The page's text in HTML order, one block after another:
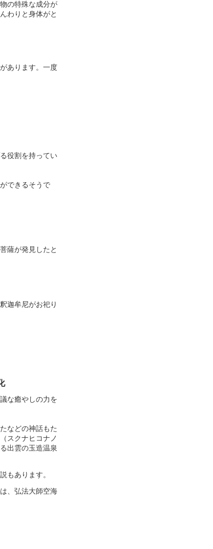
の特殊な成分が
わりと身体がと
あります。一度
役割を持ってい
できるそうで
薩が発見したと
迦牟尼がお祀り
な癒やしの力を
などの神話もた
スクナヒコナノ
出雲の玉造温泉
もあります。
、弘法大師空海